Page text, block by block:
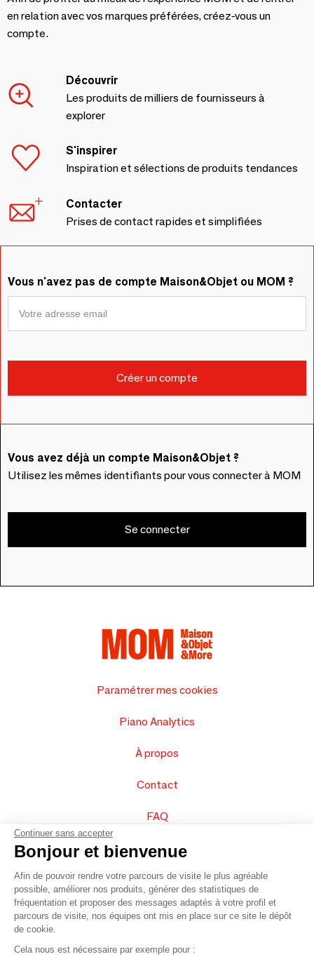
en relation avec vos marques préférées, créez-vous un
compte.
Découvrir
Les produits de milliers de fournisseurs à
explorer
S'inspirer
Inspiration et sélections de produits tendances
Contacter
Prises de contact rapides et simplifiées
Vous n'avez pas de compte Maison&Objet ou MOM ?
Vous avez déjà un compte Maison&Objet ?
Utilisez les mêmes identifiants pour vous connecter à MOM
Se connecter
Paramétrer mes cookies
Piano Analytics
À propos
Contact
FAQ
Vendez vos produits
Plan du site
© 2016 –Organisation SAFI
Continuer sans accepter
Bonjour et bienvenue
Afin de pouvoir rendre votre parcours de visite le plus agréable
possible, améliorer nos produits, générer des statistiques de
fréquentation et proposer des messages adaptés à votre profil et
parcours de visite, nos équipes ont mis en place sur ce site le dépôt
de cookie.
Cela nous est nécessaire par exemple pour :